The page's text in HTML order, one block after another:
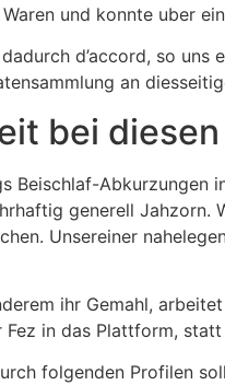
und konnte uber
d’accord, so
an
bei
Beischlaf-Abkurzungen
generell
Unsereiner
ihr Gemahl,
Fez in das Plattform,
folgenden Profilen